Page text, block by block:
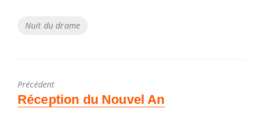
Tags
Nuit du drame
Précédent
Poste
précédent
Réception du Nouvel An